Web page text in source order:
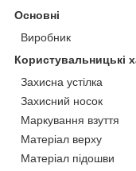
Основні
Виробник
Користувальницькі
Захисна устілка
Захисний носок
Маркування взуття
Матеріал верху
Матеріал підошви